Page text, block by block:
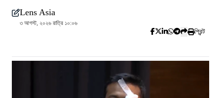
Lens Asia
৩ আগস্ট, ২০২৬ রাত্রি ১০:০৬
প্রিন্ট